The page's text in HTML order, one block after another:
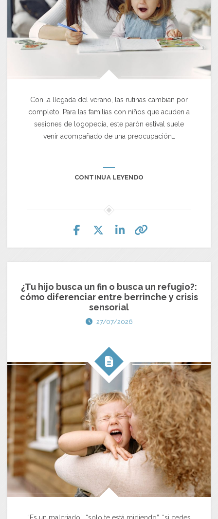
Con la llegada del verano, las rutinas cambian por
completo. Para las familias con niños que acuden a
sesiones de logopedia, este parón estival suele
venir acompañado de una preocupación…
CONTINUA LEYENDO
¿Tu hijo busca un fin o busca un refugio?:
cómo diferenciar entre berrinche y crisis
sensorial
27/07/2026